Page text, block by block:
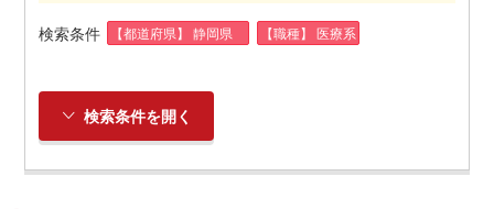
検索条件 【都道府県】 静岡県 【職種】 医療系
検索条件を開く